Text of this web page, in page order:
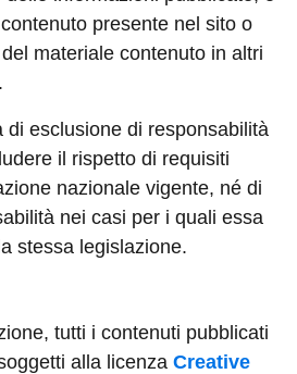
presente nel sito o
materiale contenuto in altri
di esclusione di responsabilità
il rispetto di requisiti
nazionale vigente, né di
nei casi per i quali essa
stessa legislazione.
tutti i contenuti pubblicati
alla licenza Creative